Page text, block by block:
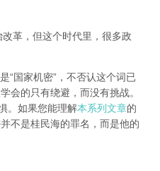
革，但这个时代里，很多政
“国家机密”，不否认这个词已
会的只有绕避，而没有挑战。
。如果您能理解本系列文章的
不是桂民海的罪名，而是他的